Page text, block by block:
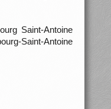
Saint-Antoine
Saint-Antoine